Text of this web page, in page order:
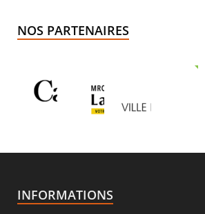
NOS PARTENAIRES
INFORMATIONS